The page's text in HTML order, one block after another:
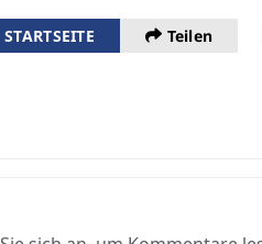
STARTSEITE Teilen